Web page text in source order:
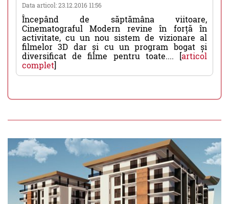
Data articol: 23.12.2016 11:56
Începând de săptămâna viitoare,
Cinematograful Modern revine în forță în
activitate, cu un nou sistem de vizionare al
filmelor 3D dar și cu un program bogat și
diversificat de filme pentru toate.... [articol
complet]